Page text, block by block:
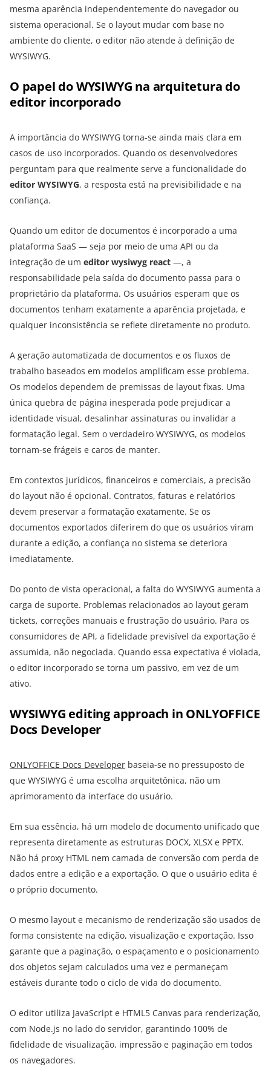
mesma aparência independentemente do navegador ou
sistema operacional. Se o layout mudar com base no
ambiente do cliente, o editor não atende à definição de
WYSIWYG.
O papel do WYSIWYG na arquitetura do
editor incorporado
A importância do WYSIWYG torna-se ainda mais clara em
casos de uso incorporados. Quando os desenvolvedores
perguntam para que realmente serve a funcionalidade do
editor WYSIWYG, a resposta está na previsibilidade e na
confiança.
Quando um editor de documentos é incorporado a uma
plataforma SaaS — seja por meio de uma API ou da
integração de um editor wysiwyg react —, a
responsabilidade pela saída do documento passa para o
proprietário da plataforma. Os usuários esperam que os
documentos tenham exatamente a aparência projetada, e
qualquer inconsistência se reflete diretamente no produto.
A geração automatizada de documentos e os fluxos de
trabalho baseados em modelos amplificam esse problema.
Os modelos dependem de premissas de layout fixas. Uma
única quebra de página inesperada pode prejudicar a
identidade visual, desalinhar assinaturas ou invalidar a
formatação legal. Sem o verdadeiro WYSIWYG, os modelos
tornam-se frágeis e caros de manter.
Em contextos jurídicos, financeiros e comerciais, a precisão
do layout não é opcional. Contratos, faturas e relatórios
devem preservar a formatação exatamente. Se os
documentos exportados diferirem do que os usuários viram
durante a edição, a confiança no sistema se deteriora
imediatamente.
Do ponto de vista operacional, a falta do WYSIWYG aumenta a
carga de suporte. Problemas relacionados ao layout geram
tickets, correções manuais e frustração do usuário. Para os
consumidores de API, a fidelidade previsível da exportação é
assumida, não negociada. Quando essa expectativa é violada,
o editor incorporado se torna um passivo, em vez de um
ativo.
WYSIWYG editing approach in ONLYOFFICE
Docs Developer
ONLYOFFICE Docs Developer baseia-se no pressuposto de
que WYSIWYG é uma escolha arquitetônica, não um
aprimoramento da interface do usuário.
Em sua essência, há um modelo de documento unificado que
representa diretamente as estruturas DOCX, XLSX e PPTX.
Não há proxy HTML nem camada de conversão com perda de
dados entre a edição e a exportação. O que o usuário edita é
o próprio documento.
O mesmo layout e mecanismo de renderização são usados de
forma consistente na edição, visualização e exportação. Isso
garante que a paginação, o espaçamento e o posicionamento
dos objetos sejam calculados uma vez e permaneçam
estáveis durante todo o ciclo de vida do documento.
O editor utiliza JavaScript e HTML5 Canvas para renderização,
com Node.js no lado do servidor, garantindo 100% de
fidelidade de visualização, impressão e paginação em todos
os navegadores.